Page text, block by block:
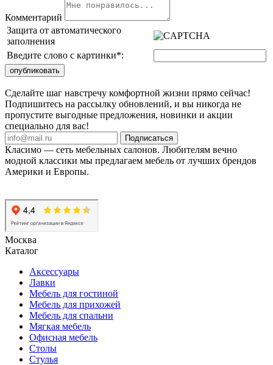
Комментарий
Защита от автоматического
заполнения
Введите слово с картинки*:
Сделайте шаг навстречу комфортной жизни прямо сейчас!
Подпишитесь на рассылку обновлений, и вы никогда не
пропустите выгодные предложения, новинки и акции
специально для вас!
Подписаться
Класимо — cеть мебельных салонов. Любителям вечно
модной классики мы предлагаем мебель от лучших брендов
Америки и Европы.
Москва
Каталог
Аксессуары
Лавки
Мебель для гостиной
Мебель для прихожей
Мебель для спальни
Мягкая мебель
Офисная мебель
Столы
Стулья